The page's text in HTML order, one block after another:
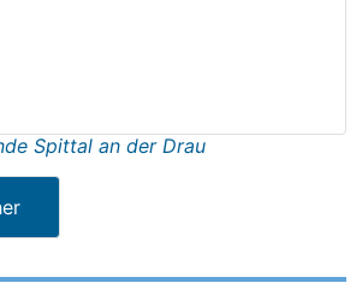
Spittal an der Drau